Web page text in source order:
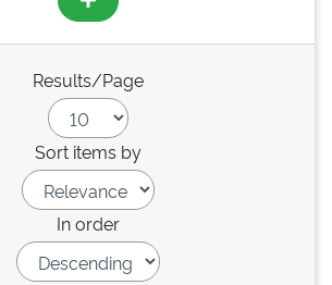
Results/Page
Sort items by
In order